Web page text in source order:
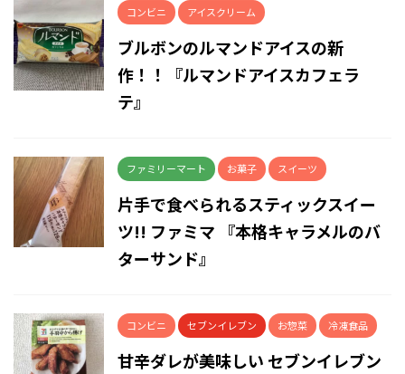
コンビニ アイスクリーム
ブルボンのルマンドアイスの新
作！！『ルマンドアイスカフェラ
テ』
ファミリーマート お菓子 スイーツ
片手で食べられるスティックスイー
ツ!! ファミマ 『本格キャラメルのバ
ターサンド』
コンビニ セブンイレブン お惣菜 冷凍食品
甘辛ダレが美味しい セブンイレブン